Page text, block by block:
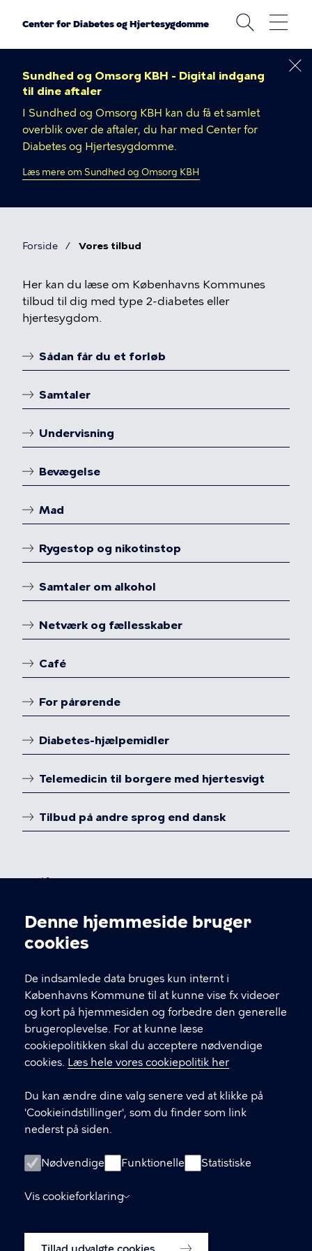
Cookieindstillinger
Denne hjemmeside bruger
cookies
De indsamlede data bruges kun internt i
Københavns Kommune til at kunne vise fx videoer
og kort på hjemmesiden og forbedre den generelle
brugeroplevelse. For at kunne læse
cookiepolitikken skal du acceptere nødvendige
cookies. Læs hele vores cookiepolitik her
Du kan ændre dine valg senere ved at klikke på
'Cookieindstillinger', som du finder som link
nederst på siden.
Nødvendige Funktionelle Statistiske
Vis cookieforklaring
Center for Diabetes og Hjertesygdomme
Sundhed og Omsorg KBH - Digital indgang
til dine aftaler
I Sundhed og Omsorg KBH kan du få et samlet
overblik over de aftaler, du har med Center for
Diabetes og Hjertesygdomme.
Læs mere om Sundhed og Omsorg KBH
Forside Vores tilbud
Vores
tilbud
Her kan du læse om Københavns Kommunes
tilbud til dig med type 2-diabetes eller
hjertesygdom.
Sådan får du et forløb
Samtaler
Undervisning
Bevægelse
Mad
Rygestop og nikotinstop
Samtaler om alkohol
Netværk og fællesskaber
Café
For pårørende
Diabetes-hjælpemidler
Telemedicin til borgere med hjertesvigt
Tilbud på andre sprog end dansk
Center for Diabetes og
Hjertesygdomme
Mimersgade 47A, 2200 København N
Hans Kirks Vej 8, 2200 København N
KONTAKT
35 30 24 00
LINKS